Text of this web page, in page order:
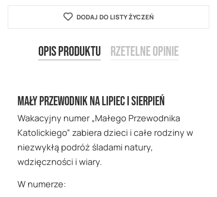
DODAJ DO LISTY ŻYCZEŃ
Opis produktu
MAŁY Przewodnik na lipiec i sierpień
Wakacyjny numer „Małego Przewodnika
Katolickiego” zabiera dzieci i całe rodziny w
niezwykłą podróż śladami natury,
wdzięczności i wiary.
W numerze:
Rzetelne opinie